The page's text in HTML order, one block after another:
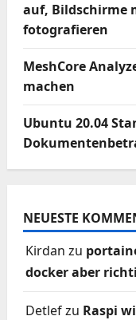
auf, Bildschirme
fotografieren
MeshCore
machen
Ubuntu 20.04
NEUESTE
Kirdan zu
docker aber
Detlefzu Raspi